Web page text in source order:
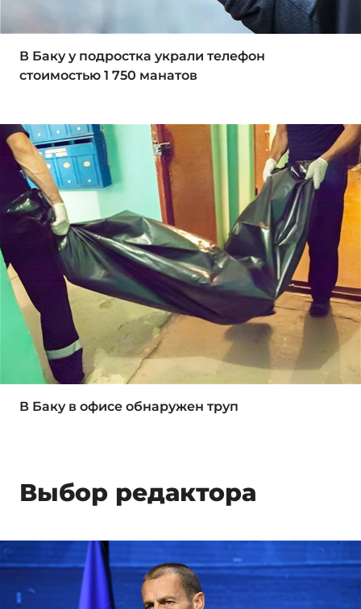
В Баку у подростка украли телефон
стоимостью 1 750 манатов
В Баку в офисе обнаружен труп
Выбор редактора